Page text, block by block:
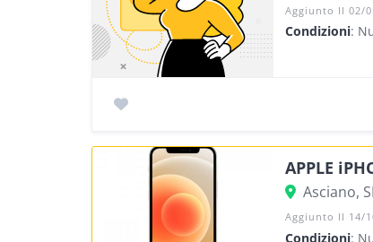
Aggiunto Il 02/
Condizioni:
APPLE
Asciano, SI
Aggiunto Il 14/
Condizioni: